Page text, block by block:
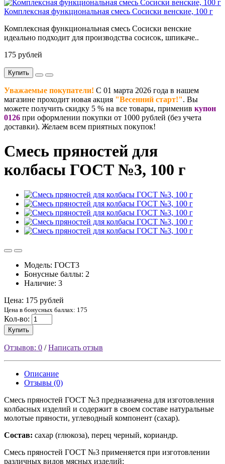
Комплексная функциональная смесь Сосиски венские, 100 г
Комплексная функциональная смесь Сосиски венские
идеально подходит для производства сосисок, шпикаче..
175 рублей
Купить
Уважаемые покупатели! С 01 марта 2026 года в нашем
магазине проходит новая акция "Весенний старт!". Вы
можете получить скидку 5 % на все товары, применив купон
0126 при оформлении покупки от 1000 рублей (без учета
доставки). Желаем всем приятных покупок!
Смесь пряностей для
колбасы ГОСТ №3, 100 г
Модель: ГОСТ3
Бонусные баллы: 2
Наличие: 3
Цена: 175 рублей
Цена в бонусных баллах: 175
Кол-во:
Купить
Отзывов: 0 /Написать отзыв
Описание
Отзывы (0)
Смесь пряностей ГОСТ №3 предназначена для изготовления
колбасных изделий и содержит в своем составе натуральные
молотые пряности, углеводный компонент (сахар).
Состав: сахар (глюкоза), перец черный, кориандр.
Смесь пряностей ГОСТ №3 применяется при изготовлении
различных видов мясных изделий: